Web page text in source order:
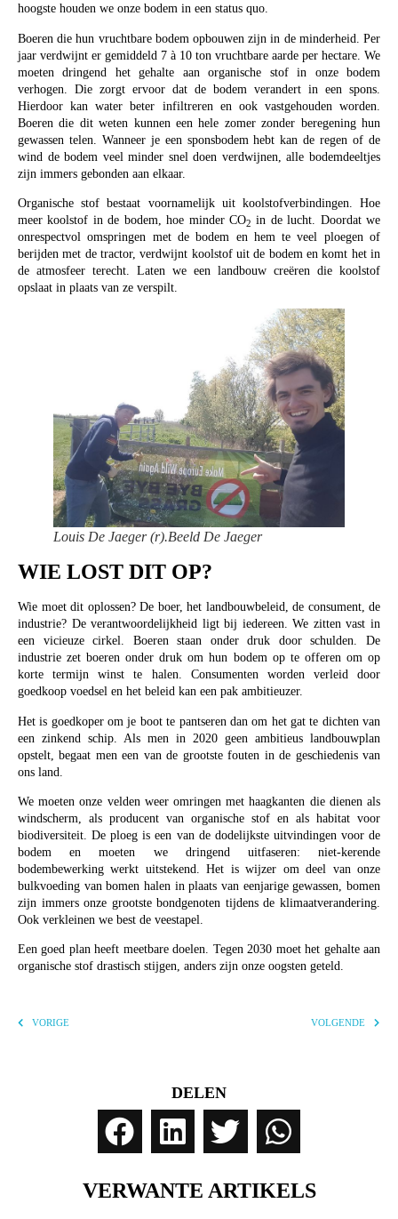
hoogste houden we onze bodem in een status quo.
Boeren die hun vruchtbare bodem opbouwen zijn in de minderheid. Per
jaar verdwijnt er gemiddeld 7 à 10 ton vruchtbare aarde per hectare. We
moeten dringend het gehalte aan organische stof in onze bodem
verhogen. Die zorgt ervoor dat de bodem verandert in een spons.
Hierdoor kan water beter infiltreren en ook vastgehouden worden.
Boeren die dit weten kunnen een hele zomer zonder beregening hun
gewassen telen. Wanneer je een sponsbodem hebt kan de regen of de
wind de bodem veel minder snel doen verdwijnen, alle bodemdeeltjes
zijn immers gebonden aan elkaar.
Organische stof bestaat voornamelijk uit koolstofverbindingen. Hoe
meer koolstof in de bodem, hoe minder CO2 in de lucht. Doordat we
onrespectvol omspringen met de bodem en hem te veel ploegen of
berijden met de tractor, verdwijnt koolstof uit de bodem en komt het in
de atmosfeer terecht. Laten we een landbouw creëren die koolstof
opslaat in plaats van ze verspilt.
Louis De Jaeger (r).Beeld De Jaeger
WIE LOST DIT OP?
Wie moet dit oplossen? De boer, het landbouwbeleid, de consument, de
industrie? De verantwoordelijkheid ligt bij iedereen. We zitten vast in
een vicieuze cirkel. Boeren staan onder druk door schulden. De
industrie zet boeren onder druk om hun bodem op te offeren om op
korte termijn winst te halen. Consumenten worden verleid door
goedkoop voedsel en het beleid kan een pak ambitieuzer.
Het is goedkoper om je boot te pantseren dan om het gat te dichten van
een zinkend schip. Als men in 2020 geen ambitieus landbouwplan
opstelt, begaat men een van de grootste fouten in de geschiedenis van
ons land.
We moeten onze velden weer omringen met haagkanten die dienen als
windscherm, als producent van organische stof en als habitat voor
biodiversiteit. De ploeg is een van de dodelijkste uitvindingen voor de
bodem en moeten we dringend uitfaseren: niet-kerende
bodembewerking werkt uitstekend. Het is wijzer om deel van onze
bulkvoeding van bomen halen in plaats van eenjarige gewassen, bomen
zijn immers onze grootste bondgenoten tijdens de klimaatverandering.
Ook verkleinen we best de veestapel.
Een goed plan heeft meetbare doelen. Tegen 2030 moet het gehalte aan
organische stof drastisch stijgen, anders zijn onze oogsten geteld.
VORIGE VOLGENDE
DELEN
VERWANTE ARTIKELS